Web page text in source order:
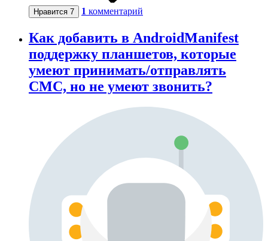
Нравится 7 1 комментарий
Как добавить в AndroidManifest
поддержку планшетов, которые
умеют принимать/отправлять
СМС, но не умеют звонить?